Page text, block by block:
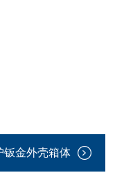
钣金外壳箱体